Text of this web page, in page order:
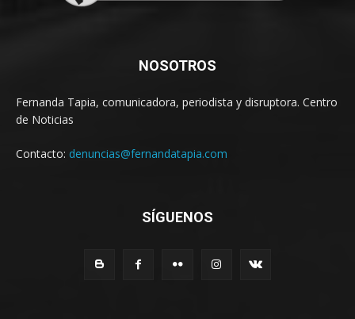
NOSOTROS
Fernanda Tapia, comunicadora, periodista y disruptora. Centro
de Noticias
Contacto: denuncias@fernandatapia.com
SÍGUENOS